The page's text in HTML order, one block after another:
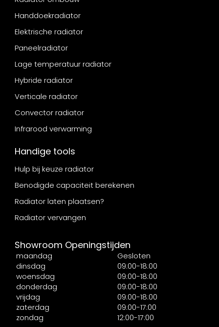
Handdoekradiator
Elektrische radiator
Paneelradiator
Lage temperatuur radiator
Hybride radiator
Verticale radiator
Convector radiator
Infrarood verwarming
Handige tools
Hulp bij keuze radiator
Benodigde capaciteit berekenen
Radiator laten plaatsen?
Radiator vervangen
Showroom Openingstijden
maandag
Gesloten
dinsdag
09:00-18:00
woensdag
09:00-18:00
donderdag
09:00-18:00
vrijdag
09:00-18:00
zaterdag
09:00-17:00
zondag
12:00-17:00